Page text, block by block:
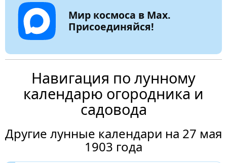
Мир космоса в Max.
Присоединяйся!
Навигация по лунному
календарю огородника и
садовода
Другие лунные календари на 27 мая
1903 года